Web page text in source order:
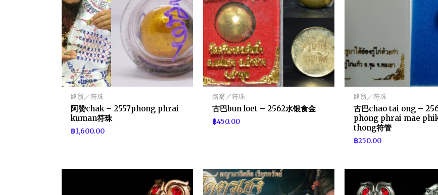
路翁／符珠
阿赞chak – 2557phong phrai
kuman符珠
฿1,600.00
路翁／符珠
古巴bun loet – 2562水银食金
฿450.00
路翁／符珠
古巴chao tai ong –
phong phrai mae
thong符管
฿250.00